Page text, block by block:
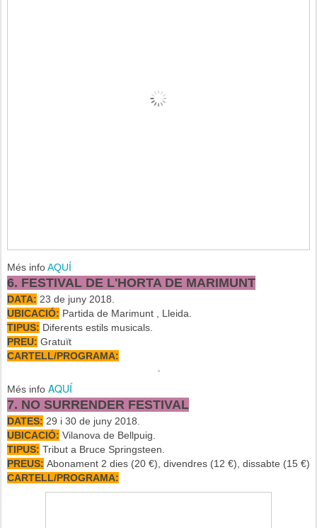
Més infoAQUÍ
6. FESTIVAL DE L'HORTA DE MARIMUNT
DATA: 23 de juny 2018.
UBICACIÓ: Partida de Marimunt , Lleida.
TIPUS: Diferents estils musicals.
PREU: Gratuït
CARTELL/PROGRAMA:
Més info AQUÍ
7. NO SURRENDER FESTIVAL
DATES: 29 i 30 de juny 2018.
UBICACIÓ: Vilanova de Bellpuig.
TIPUS: Tribut a Bruce Springsteen.
PREUS: Abonament 2 dies (20 €), divendres (12 €), dissabte (15 €)
CARTELL/PROGRAMA: